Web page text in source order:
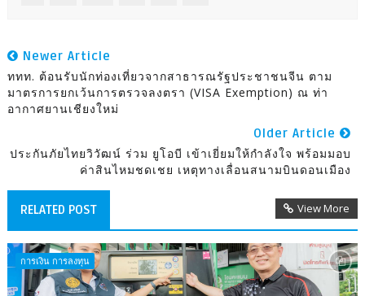
Newer Article
ททท. ต้อนรับนักท่องเที่ยวจากสาธารณรัฐประชาชนจีน ตาม
มาตรการยกเว้นการตรวจลงตรา (VISA Exemption) ณ ท่า
อากาศยานเชียงใหม่
Older Article
ประกันภัยไทยวิวัฒน์ ร่วม ยูโอบี เข้าเยี่ยมให้กำลังใจ พร้อมมอบ
ค่าสินไหมชดเชย เหตุทางเลื่อนสนามบินดอนเมือง
RELATED POST View More
การเงิน การลงทุน